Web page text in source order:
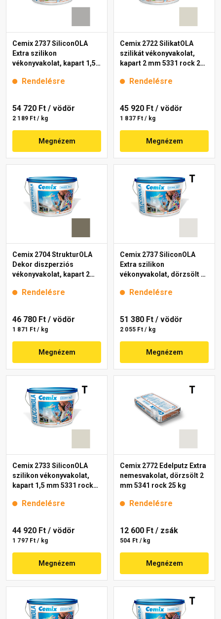
Cemix 2737 SiliconOLA
Extra szilikon
vékonyvakolat, kapart 1,5
Rendelésre
54 720 Ft / vödör
2 189 Ft / kg
Megnézem
Cemix 2722 SilikatOLA
szilikát vékonyvakolat,
kapart 2 mm 5331 rock 25
Rendelésre
45 920 Ft / vödör
1 837 Ft / kg
Megnézem
Cemix 2704 StrukturOLA
Dekor diszperziós
vékonyvakolat, kapart 2
Rendelésre
46 780 Ft / vödör
1 871 Ft / kg
Megnézem
Cemix 2737 SiliconOLA
Extra szilikon
vékonyvakolat, dörzsölt 2
Rendelésre
51 380 Ft / vödör
2 055 Ft / kg
Megnézem
Cemix 2733 SiliconOLA
szilikon vékonyvakolat,
kapart 1,5 mm 5331 rock
Rendelésre
44 920 Ft / vödör
1 797 Ft / kg
Megnézem
Cemix 2772 Edelputz Extra
nemesvakolat, dörzsölt 2
mm 5341 rock 25 kg
Rendelésre
12 600 Ft / zsák
504 Ft / kg
Megnézem